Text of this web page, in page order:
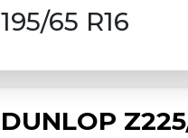
195/65 R16
DUNLOP